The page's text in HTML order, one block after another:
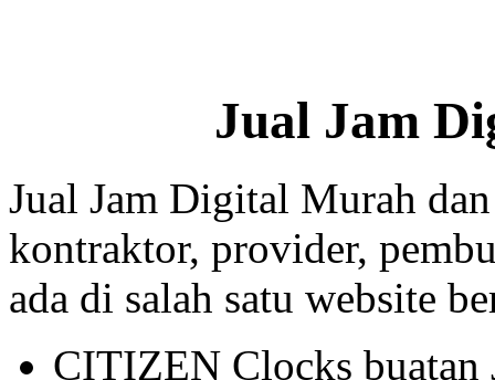
Jual Jam
Jual Jam Digital Murah
kontraktor, provider,
ada di salah satu website
CITIZEN Clocks buatan